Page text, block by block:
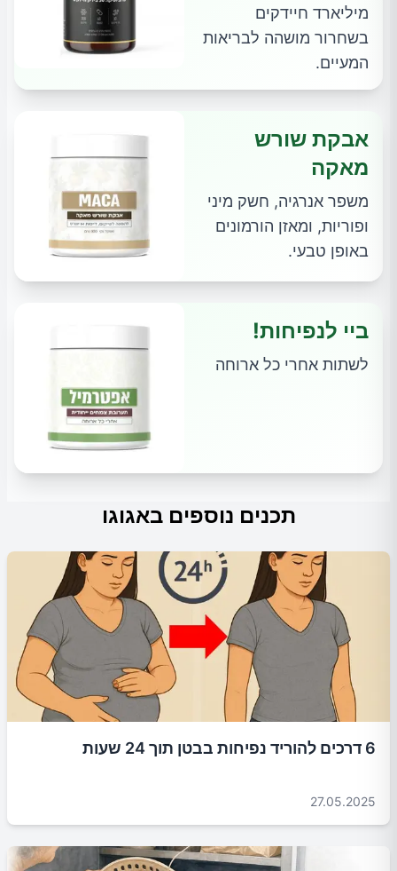
מיליארד חיידקים
בשחרור מושהה לבריאות
המעיים.
אבקת שורש
מאקה
משפר אנרגיה, חשק מיני
ופוריות, ומאזן הורמונים
באופן טבעי.
ביי לנפיחות!
לשתות אחרי כל ארוחה
תכנים נוספים באגוגו
6 דרכים להוריד נפיחות בבטן תוך 24 שעות
27.05.2025